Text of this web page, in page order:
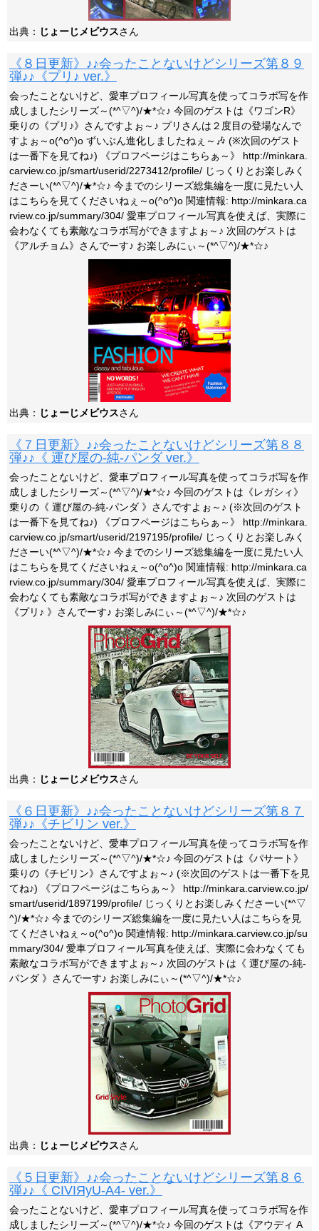
出典： じょーじメビウスさん
《８日更新》♪♪会ったことないけどシリーズ第８９
弾♪♪《プリ♪ ver.》
会ったことないけど、愛車プロフィール写真を使ってコラボ写を作
成しましたシリーズ～(*^▽^)/★*☆♪ 今回のゲストは《ワゴンR》
乗りの《プリ♪》さんですよぉ～♪ プリさんは２度目の登場なんで
すよぉ～o(^o^)o ずいぶん進化しましたねぇ～🎶 (※次回のゲスト
は一番下を見てね♪) 《プロフページはこちらぁ～》 http://minkara.
carview.co.jp/smart/userid/2273412/profile/ じっくりとお楽しみく
ださーい(*^▽^)/★*☆♪ 今までのシリーズ総集編を一度に見たい人
はこちらを見てくださいねぇ～o(^o^)o 関連情報: http://minkara.ca
rview.co.jp/summary/304/ 愛車プロフィール写真を使えば、実際に
会わなくても素敵なコラボ写ができますよぉ～♪ 次回のゲストは
《アルチョム》さんでーす♪ お楽しみにぃ～(*^▽^)/★*☆♪
出典： じょーじメビウスさん
《７日更新》♪♪会ったことないけどシリーズ第８８
弾♪♪《 運び屋の-純-パンダ ver.》
会ったことないけど、愛車プロフィール写真を使ってコラボ写を作
成しましたシリーズ～(*^▽^)/★*☆♪ 今回のゲストは《レガシィ》
乗りの《 運び屋の-純-パンダ 》さんですよぉ～♪ (※次回のゲスト
は一番下を見てね♪) 《プロフページはこちらぁ～》 http://minkara.
carview.co.jp/smart/userid/2197195/profile/ じっくりとお楽しみく
ださーい(*^▽^)/★*☆♪ 今までのシリーズ総集編を一度に見たい人
はこちらを見てくださいねぇ～o(^o^)o 関連情報: http://minkara.ca
rview.co.jp/summary/304/ 愛車プロフィール写真を使えば、実際に
会わなくても素敵なコラボ写ができますよぉ～♪ 次回のゲストは
《プリ♪ 》さんでーす♪ お楽しみにぃ～(*^▽^)/★*☆♪
出典： じょーじメビウスさん
《６日更新》♪♪会ったことないけどシリーズ第８７
弾♪♪《チビリン ver.》
会ったことないけど、愛車プロフィール写真を使ってコラボ写を作
成しましたシリーズ～(*^▽^)/★*☆♪ 今回のゲストは《パサート》
乗りの《チビリン》さんですよぉ～♪ (※次回のゲストは一番下を見
てね♪) 《プロフページはこちらぁ～》 http://minkara.carview.co.jp/
smart/userid/1897199/profile/ じっくりとお楽しみくださーい(*^▽
^)/★*☆♪ 今までのシリーズ総集編を一度に見たい人はこちらを見
てくださいねぇ～o(^o^)o 関連情報: http://minkara.carview.co.jp/su
mmary/304/ 愛車プロフィール写真を使えば、実際に会わなくても
素敵なコラボ写ができますよぉ～♪ 次回のゲストは《 運び屋の-純-
パンダ 》さんでーす♪ お楽しみにぃ～(*^▽^)/★*☆♪
出典： じょーじメビウスさん
《５日更新》♪♪会ったことないけどシリーズ第８６
弾♪♪《 CIVIЯyU-A4- ver.》
会ったことないけど、愛車プロフィール写真を使ってコラボ写を作
成しましたシリーズ～(*^▽^)/★*☆♪ 今回のゲストは《アウディ A